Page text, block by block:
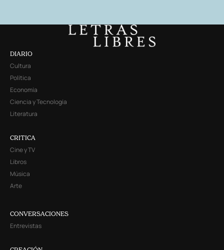
DIARIO
Cultura
Política
Economía
Ciencia y Tecnología
Literatura
CRITICA
Cine y TV
Libros
Música
Arte
CONVERSACIONES
Entrevistas